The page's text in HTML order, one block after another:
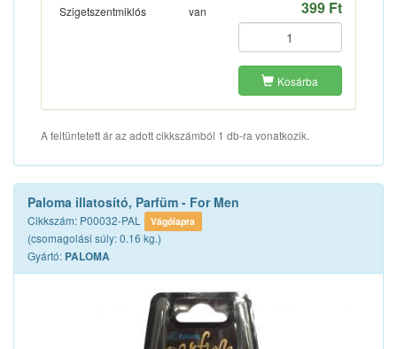
Szigetszentmiklós
van 399 Ft
Kosárba
A feltüntetett ár az adott cikkszámból 1 db-ra vonatkozik.
Paloma illatosító, Parfüm - For Men
Cikkszám: P00032-PAL Vágólapra
(csomagolási súly: 0.16 kg.)
Gyártó: PALOMA